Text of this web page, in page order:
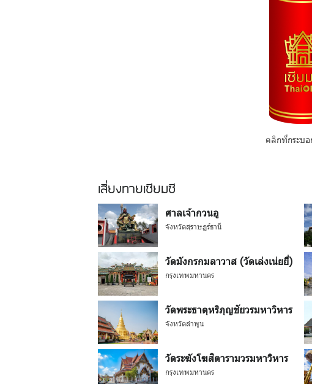
คลิกที่กระบ
เสี่ยงทายเซียมซี
ศาลเจ้ากวนอู
จังหวัดสุราษฏร์ธานี
วัดมังกรกมลาวาส (วัดเล่งเน่ยยี่)
กรุงเทพมหานคร
วัดพระธาตุหริภุญชัยวรมหาวิหาร
จังหวัดลำพูน
วัดระฆังโฆสิตารามวรมหาวิหาร
กรุงเทพมหานคร